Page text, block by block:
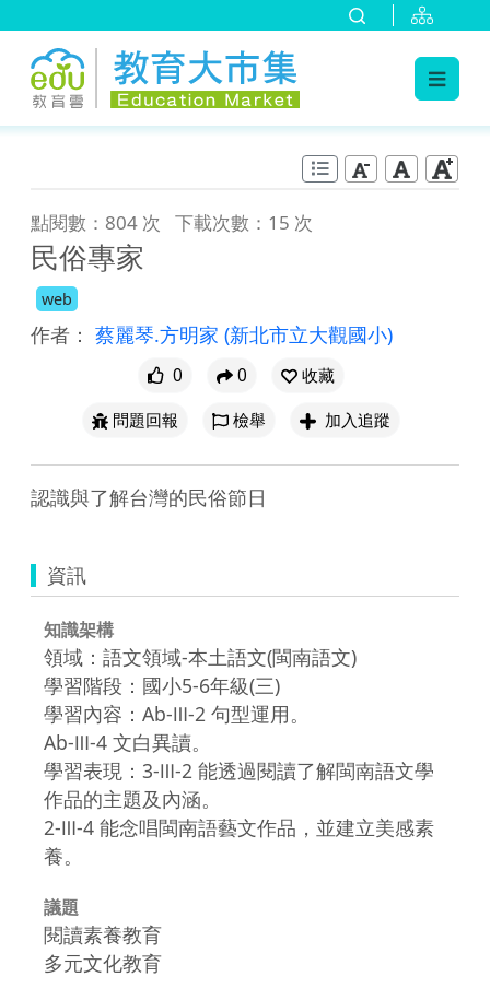
點閱數：804 次 下載次數：15 次
民俗專家
web
作者： 蔡麗琴.方明家 (新北市立大觀國小)
0 0
收藏
問題回報
檢舉 加入追蹤
認識與了解台灣的民俗節日
資訊
知識架構
領域：語文領域-本土語文(閩南語文)
學習階段：國小5-6年級(三)
學習內容：Ab-Ⅲ-2 句型運用。
Ab-Ⅲ-4 文白異讀。
學習表現：3-Ⅲ-2 能透過閱讀了解閩南語文學
作品的主題及內涵。
2-Ⅲ-4 能念唱閩南語藝文作品，並建立美感素
養。
議題
閱讀素養教育
多元文化教育